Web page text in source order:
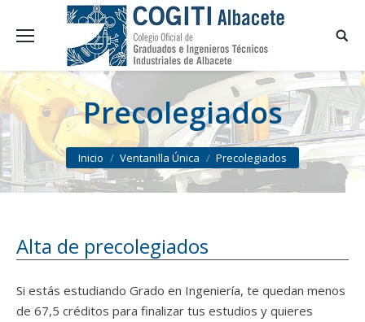
Precolegiados
You are here:
Inicio Ventanilla Única Precolegiados
Alta de precolegiados
Si estás estudiando Grado en Ingeniería, te quedan menos
de 67,5 créditos para finalizar tus estudios y quieres